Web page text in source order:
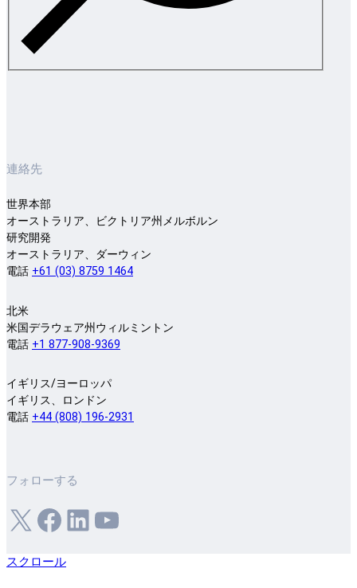
連絡先
世界本部
オーストラリア、ビクトリア州メルボルン
研究開発
オーストラリア、ダーウィン
電話 +61 (03) 8759 1464
北米
米国デラウェア州ウィルミントン
電話 +1 877-908-9369
イギリス/ヨーロッパ
イギリス、ロンドン
電話 +44 (808) 196-2931
フォローする
X フェイスブックLinkedIn ユーチューブ
スクロール